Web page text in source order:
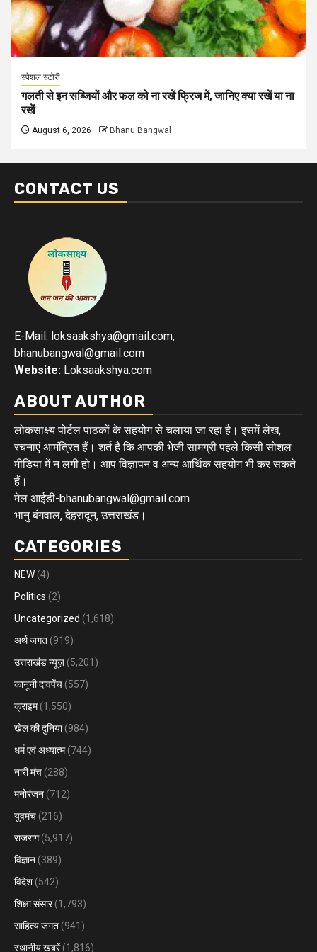
स्पेशल स्टोरी
गलती से इन सब्जियों और फल को ना रखें फ्रिज में, जानिए क्या रखें या ना
रखें
August 6, 2026 Bhanu Bangwal
CONTACT US
E-Mail: loksaakshya@gmail.com,
bhanubangwal@gmail.com
Website: Loksaakshya.com
ABOUT AUTHOR
लोकसाक्ष्य पोर्टल पाठकों के सहयोग से चलाया जा रहा है। इसमें लेख,
रचनाएं आमंत्रित हैं। शर्त है कि आपकी भेजी सामग्री पहले किसी सोशल
मीडिया में न लगी हो। आप विज्ञापन व अन्य आर्थिक सहयोग भी कर सकते
हैं।
मेल आईडी-bhanubangwal@gmail.com
भानु बंगवाल, देहरादून, उत्तराखंड।
CATEGORIES
NEW (4)
Politics (2)
Uncategorized (1,618)
अर्थ जगत (919)
उत्तराखंड न्यूज़ (5,201)
कानूनी दावपेंच (557)
क्राइम(1,550)
खेल की दुनिया(984)
धर्म एवं अध्यात्म(744)
नारी मंच (288)
मनोरंजन (712)
युवमंच (216)
राजराग(5,917)
विज्ञान (389)
विदेश (542)
शिक्षा संसार(1,793)
साहित्य जगत (941)
स्थानीय खबरें(1,816)